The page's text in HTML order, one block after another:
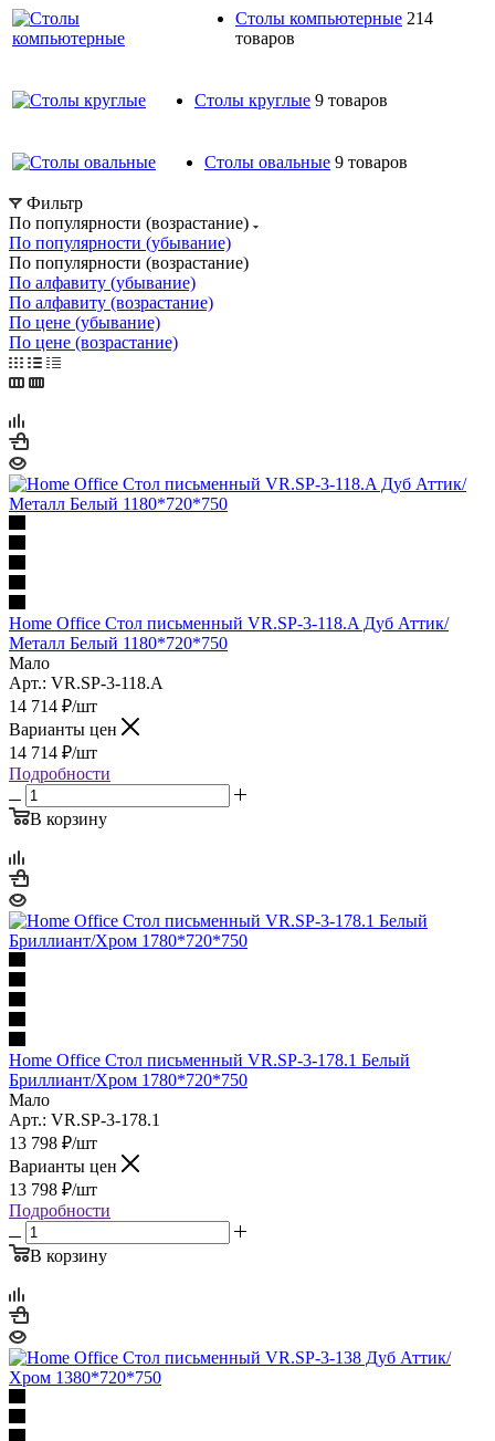
Столы компьютерные 214
товаров
Столы круглые 9 товаров
Столы овальные 9 товаров
Фильтр
По популярности (возрастание)
По популярности (убывание)
По популярности (возрастание)
По алфавиту (убывание)
По алфавиту (возрастание)
По цене (убывание)
По цене (возрастание)
Home Office Стол письменный VR.SP-3-118.A Дуб Аттик/
Металл Белый 1180*720*750
Мало
Арт.: VR.SP-3-118.A
14 714 ₽/шт
Варианты цен
14 714 ₽/шт
Подробности
В корзину
Home Office Стол письменный VR.SP-3-178.1 Белый
Бриллиант/Хром 1780*720*750
Мало
Арт.: VR.SP-3-178.1
13 798 ₽/шт
Варианты цен
13 798 ₽/шт
Подробности
В корзину